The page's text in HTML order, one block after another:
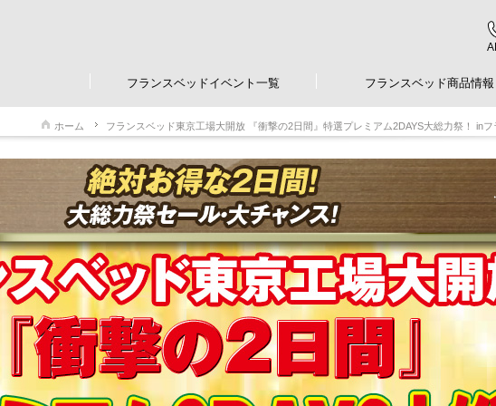
フランスベッドイベント一覧 フランスベッド商品情報
ホーム フランスベッド東京工場大開放 『衝撃の2日間』特選プレミアム2DAYS大総力祭！ in